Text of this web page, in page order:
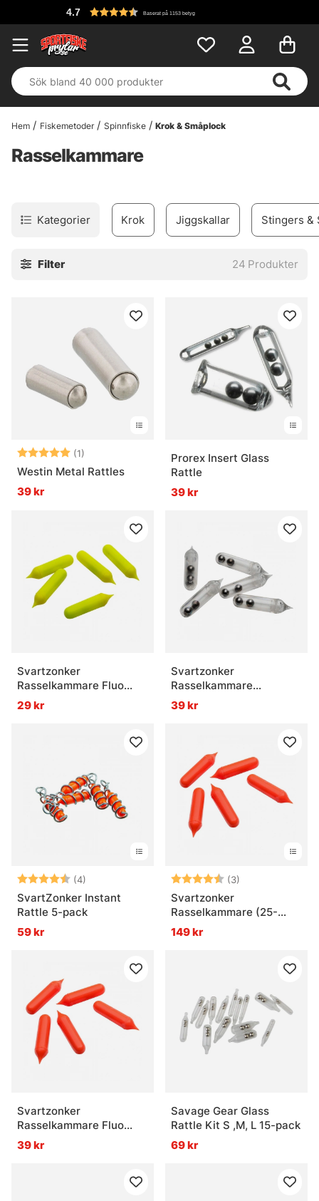
Baserat på 1153 betyg
Hem Fiskemetoder Spinnfiske Krok & Småplock
Rasselkammare
Kategorier Krok Jiggskallar Stingers &
Filter 24 Produkter
Betyg: (1)
5.0 utav 5 stjärnor
Westin Metal Rattles
39 kr
Prorex Insert Glass
Rattle
39 kr
Svartzonker
Rasselkammare Fluo
Yellow 5-Pack
29 kr
Svartzonker
Rasselkammare
Transparent 5-Pack
39 kr
Betyg: (4)
4.3 utav 5 stjärnor
SvartZonker Instant
Rattle 5-pack
59 kr
Betyg: (3)
Svartzonker
Rasselkammare (25-
pack)
149 kr
Svartzonker
Rasselkammare Fluo
Orange 5-Pack
39 kr
Savage Gear Glass
Rattle Kit S ,M, L 15-pack
69 kr